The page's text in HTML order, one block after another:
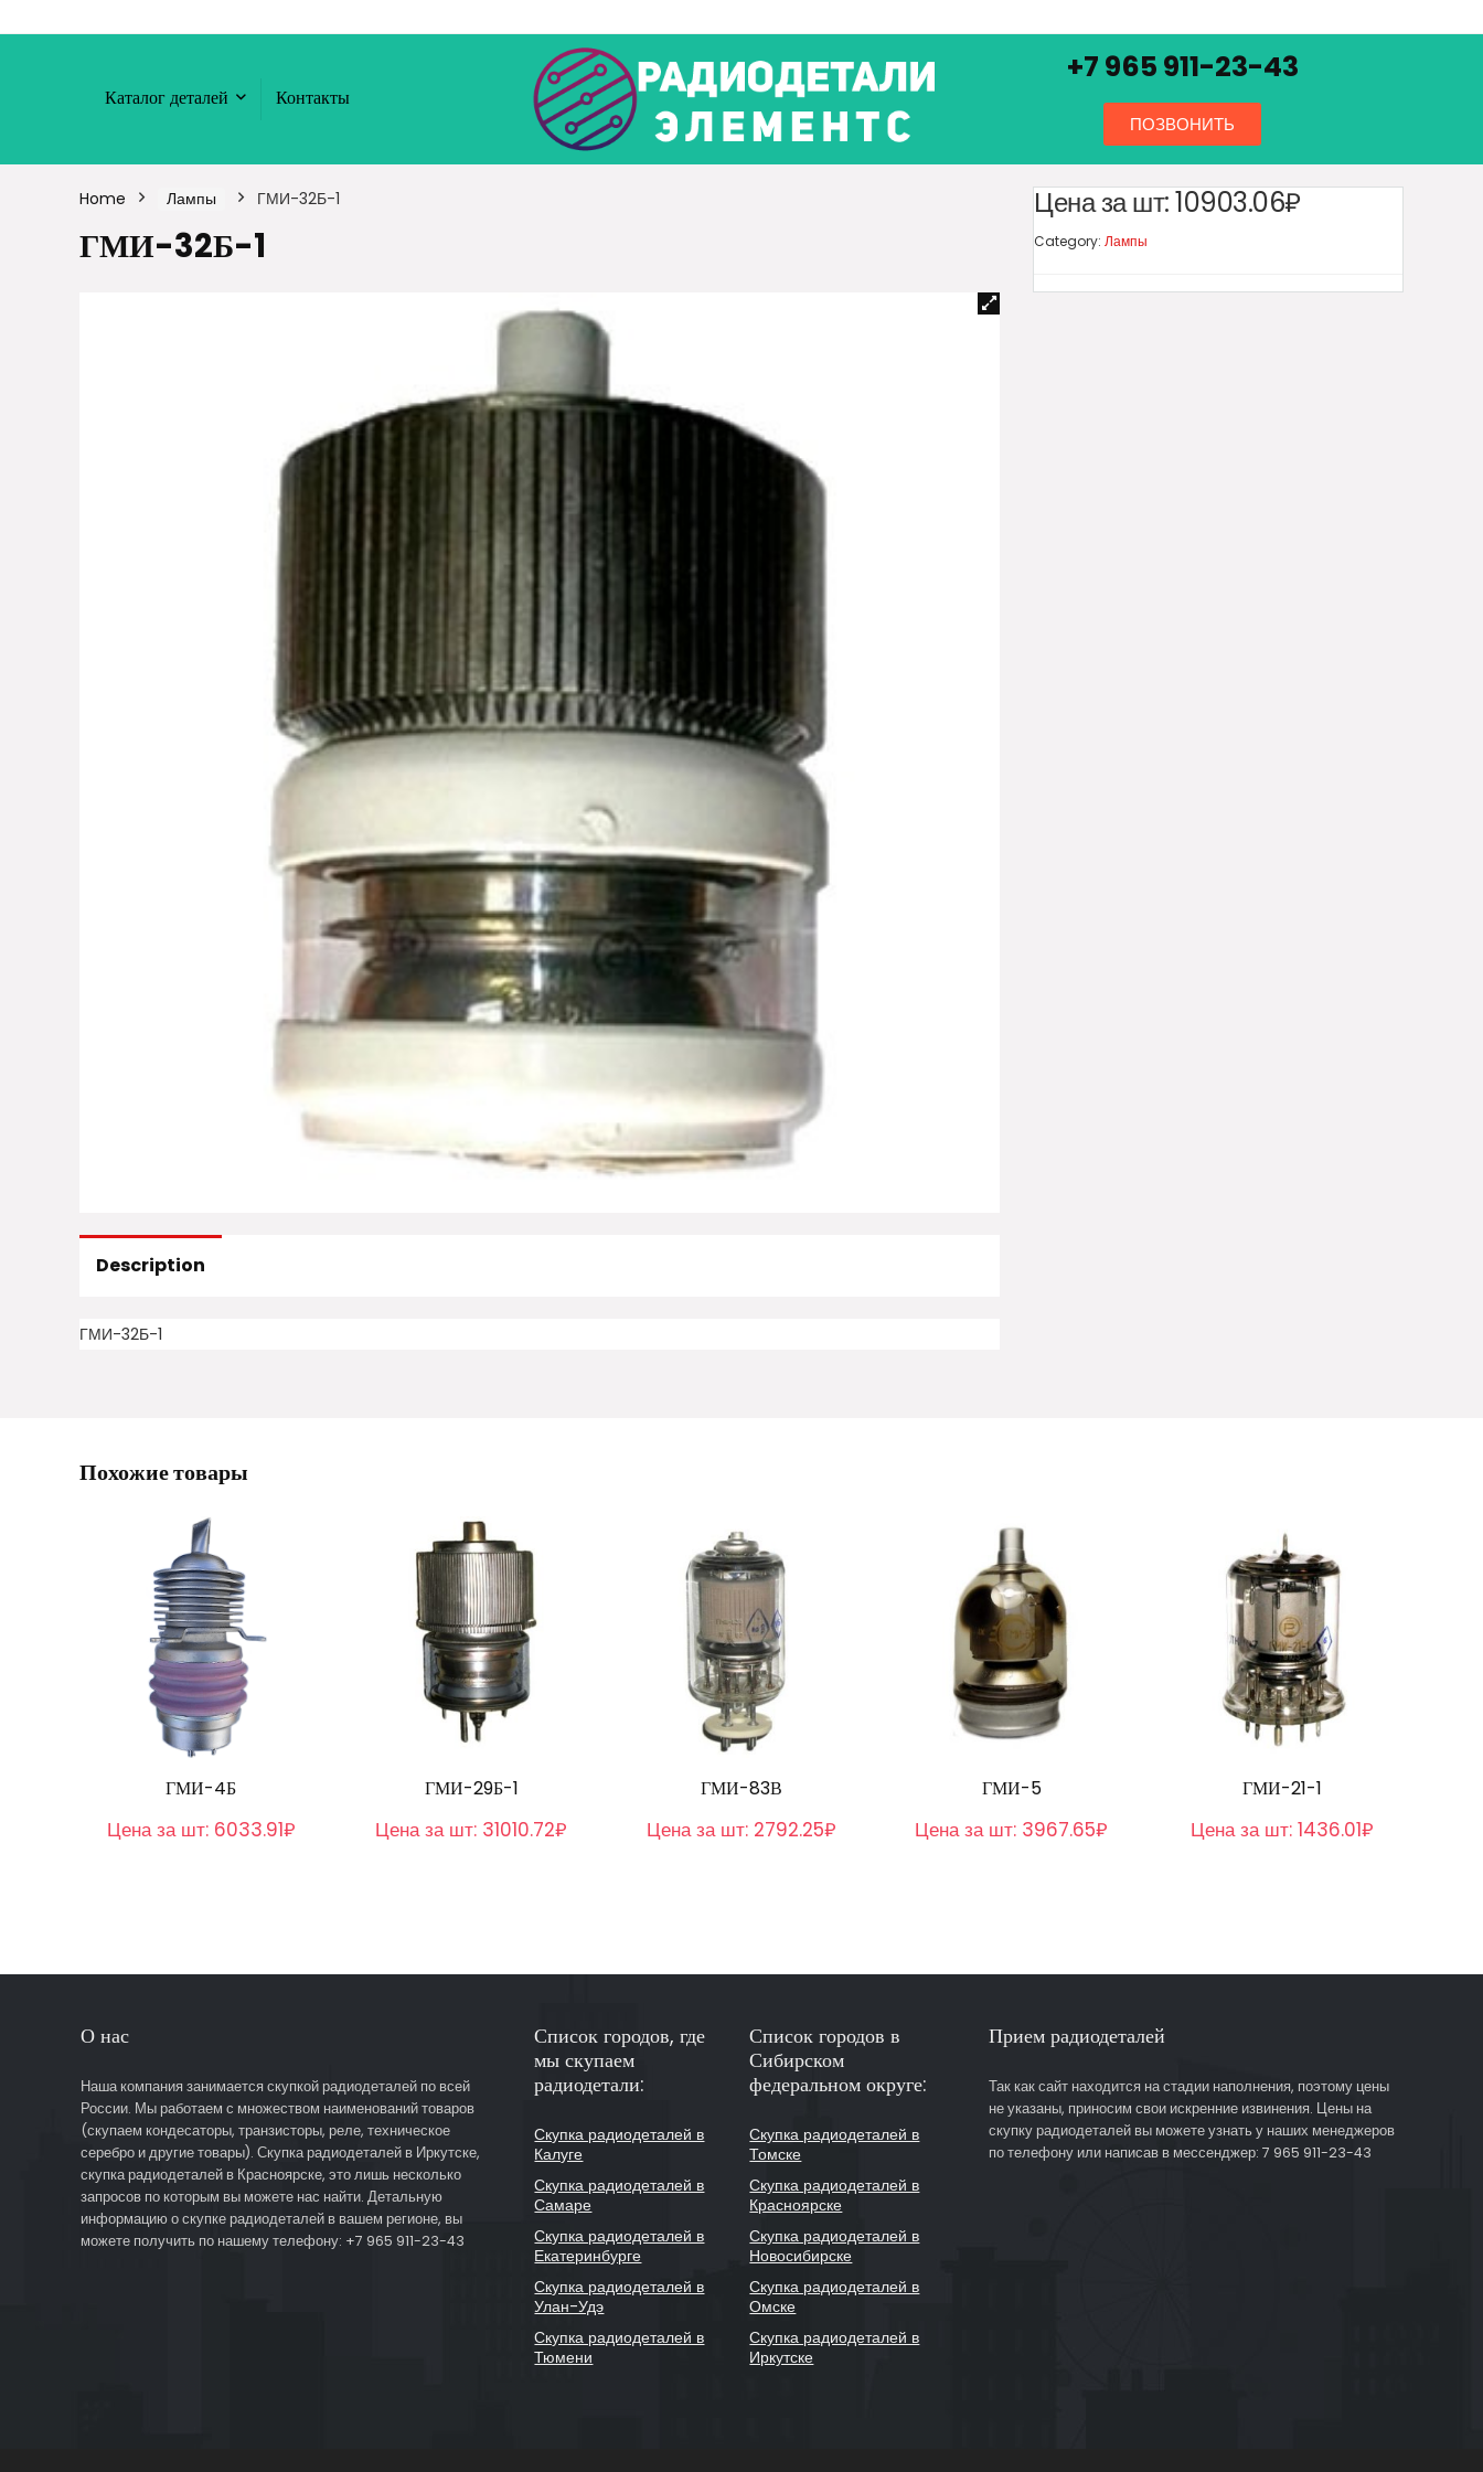
Каталог деталей Контакты
+7 965 911-23-43
ПОЗВОНИТЬ
Home Лампы ГМИ-32Б-1
ГМИ-32Б-1
Description
ГМИ-32Б-1
Цена за шт:10903.06₽
Category: Лампы
Похожие товары
ГМИ-4Б
Цена за шт: 6033.91₽
ГМИ-29Б-1
Цена за шт: 31010.72₽
ГМИ-83В
Цена за шт: 2792.25₽
ГМИ-5
Цена за шт: 3967.65₽
ГМИ-21-1
Цена за шт: 1436.01₽
О нас
Наша компания занимается скупкой радиодеталей по всей
России. Мы работаем с множеством наименований товаров
(скупаем кондесаторы, транзисторы, реле, техническое
серебро и другие товары). Скупка радиодеталей в Иркутске,
скупка радиодеталей в Красноярске, это лишь несколько
запросов по которым вы можете нас найти. Детальную
информацию о скупке радиодеталей в вашем регионе, вы
можете получить по нашему телефону: +7 965 911-23-43
Список городов, где
мы скупаем
радиодетали:
Скупка радиодеталей в
Калуге
Скупка радиодеталей в
Самаре
Скупка радиодеталей в
Екатеринбурге
Скупка радиодеталей в
Улан-Удэ
Скупка радиодеталей в
Тюмени
Список городов в
Сибирском
федеральном округе:
Скупка радиодеталей в
Томске
Скупка радиодеталей в
Красноярске
Скупка радиодеталей в
Новосибирске
Скупка радиодеталей в
Омске
Скупка радиодеталей в
Иркутске
Прием радиодеталей
Так как сайт находится на стадии наполнения, поэтому цены
не указаны, приносим свои искренние извинения. Цены на
скупку радиодеталей вы можете узнать у наших менеджеров
по телефону или написав в мессенджер: 7 965 911-23-43